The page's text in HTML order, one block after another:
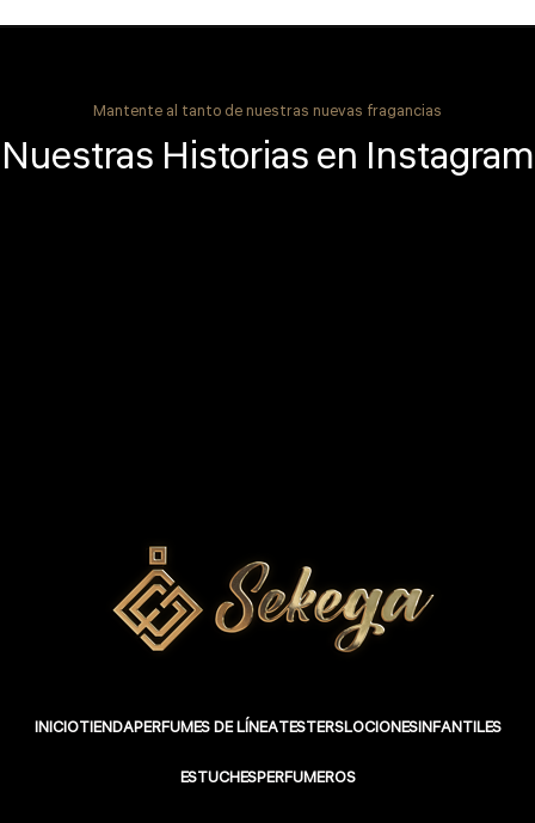
Mantente al tanto de nuestras nuevas fragancias
Nuestras Historias en Instagram
INICIOTIENDAPERFUMES DE LÍNEATESTERSLOCIONESINFANTILES
ESTUCHESPERFUMEROS